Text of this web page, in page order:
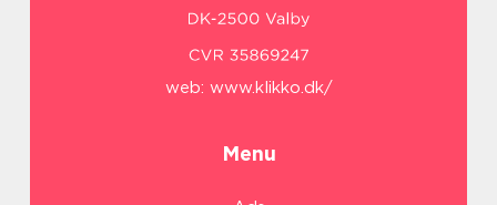
web: www.klikko.dk/
Menu